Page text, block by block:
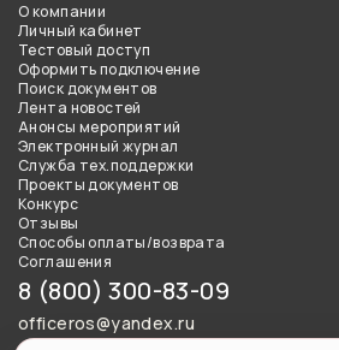
О компании
Личный кабинет
Тестовый доступ
Оформить подключение
Поиск документов
Лента новостей
Анонсы мероприятий
Электронный журнал
Служба тех.поддержки
Проекты документов
Конкурс
Отзывы
Способы оплаты/возврата
Соглашения
8 (800) 300-83-09
officeros@yandex.ru